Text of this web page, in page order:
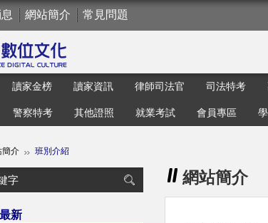
網站簡介 常見問題
讀家金榜 讀家資訊 律師司法官 司法特考
警察特考 其他證照 就業考試 會員專區
簡介 班別介紹
網站簡介
新